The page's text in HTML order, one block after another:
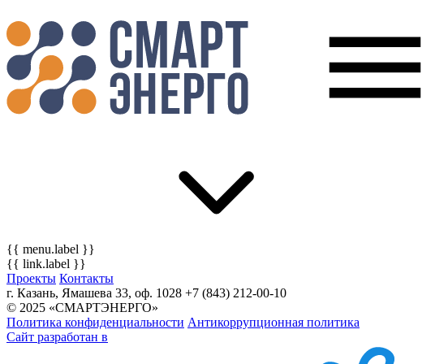
{{ menu.label }}
{{ link.label }}
Проекты Контакты
г. Казань, Ямашева 33, оф. 1028 +7 (843) 212-00-10
© 2025 «СМАРТЭНЕРГО»
Политика конфиденциальности Антикоррупционная политика
Сайт разработан в